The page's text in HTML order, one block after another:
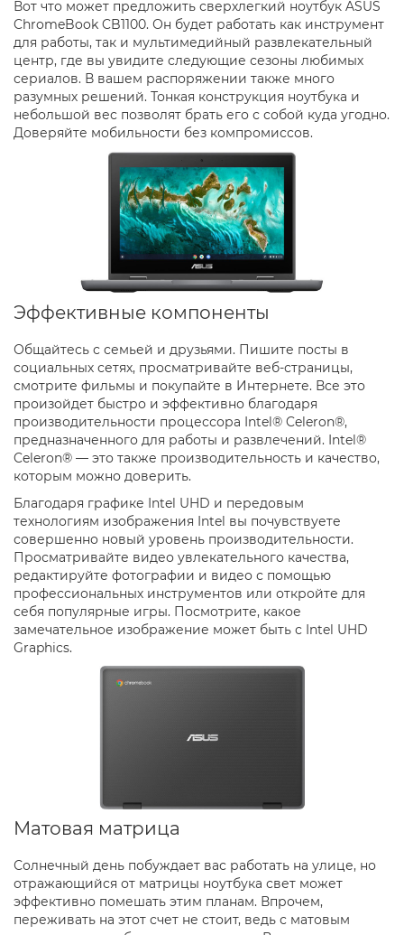
Вот что может предложить сверхлегкий ноутбук ASUS
ChromeBook CB1100. Он будет работать как инструмент
для работы, так и мультимедийный развлекательный
центр, где вы увидите следующие сезоны любимых
сериалов. В вашем распоряжении также много
разумных решений. Тонкая конструкция ноутбука и
небольшой вес позволят брать его с собой куда угодно.
Доверяйте мобильности без компромиссов.
Эффективные компоненты
Общайтесь с семьей и друзьями. Пишите посты в
социальных сетях, просматривайте веб-страницы,
смотрите фильмы и покупайте в Интернете. Все это
произойдет быстро и эффективно благодаря
производительности процессора Intel® Celeron®,
предназначенного для работы и развлечений. Intel®
Celeron® — это также производительность и качество,
которым можно доверить.
Благодаря графике Intel UHD и передовым
технологиям изображения Intel вы почувствуете
совершенно новый уровень производительности.
Просматривайте видео увлекательного качества,
редактируйте фотографии и видео с помощью
профессиональных инструментов или откройте для
себя популярные игры. Посмотрите, какое
замечательное изображение может быть с Intel UHD
Graphics.
Матовая матрица
Солнечный день побуждает вас работать на улице, но
отражающийся от матрицы ноутбука свет может
эффективно помешать этим планам. Впрочем,
переживать на этот счет не стоит, ведь с матовым